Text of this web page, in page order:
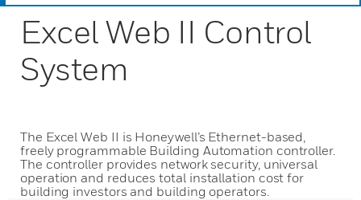
Excel Web II Control
System
The Excel Web II is Honeywell’s Ethernet-based,
freely programmable Building Automation controller.
The controller provides network security, universal
operation and reduces total installation cost for
building investors and building operators.